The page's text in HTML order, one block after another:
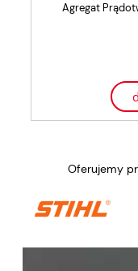
Agregat
Oferujemy